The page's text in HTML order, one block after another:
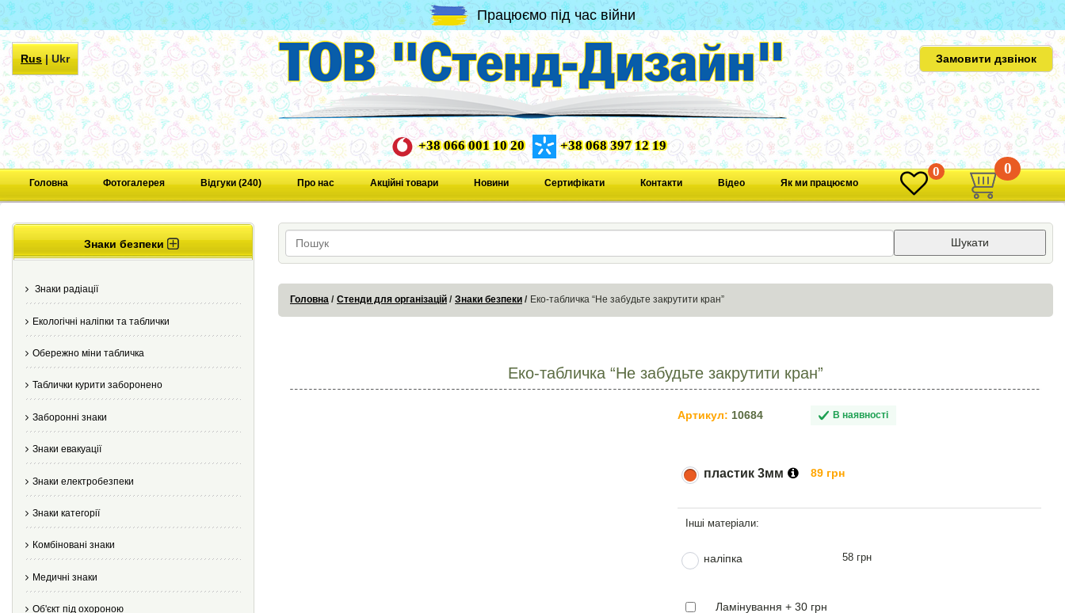
Працюємо під час війни
Rus|Ukr Замовити дзвінок
+38 066 001 10 20 +38 068 397 12 19
Головна Фотогалерея Відгуки (240) Про нас Акційні товари Новини Сертифікати Контакти Відео Як ми працюємо
0 0
Знаки безпеки
Знаки радіації
Екологічні наліпки та таблички
Обережно міни табличка
Таблички курити заборонено
Заборонні знаки
Знаки евакуації
Знаки електробезпеки
Знаки категорії
Комбіновані знаки
Медичні знаки
Об'єкт під охороною
Шукати
Головна Стенди для організацій Знаки безпеки Еко-табличка “Не забудьте закрутити кран”
Еко-табличка “Не забудьте закрутити кран”
Артикул: 10684 В наявності
пластик 3мм 89 грн
наліпка 58 грн
Ламінування + 30 грн